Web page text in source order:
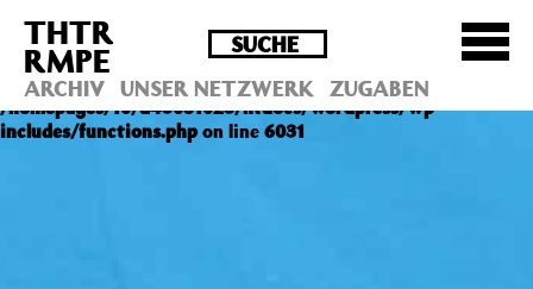
Deprecated : Die Funktion post_permalink ist seit
Version 4.4.0 veraltet! Verwende stattdessen
get_permalink(). in
/homepages/10/d43051023/htdocs/wordpress/wp-
includes/functions.phpon line 6031
THTR
RMPE
ARCHIV UNSER NETZWERK ZUGABEN